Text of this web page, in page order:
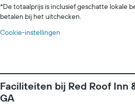
*De totaalprijs is inclusief geschatte lokale
betalen bij het uitchecken.
Cookie-instellingen
Faciliteiten bij Red Roof Inn
GA